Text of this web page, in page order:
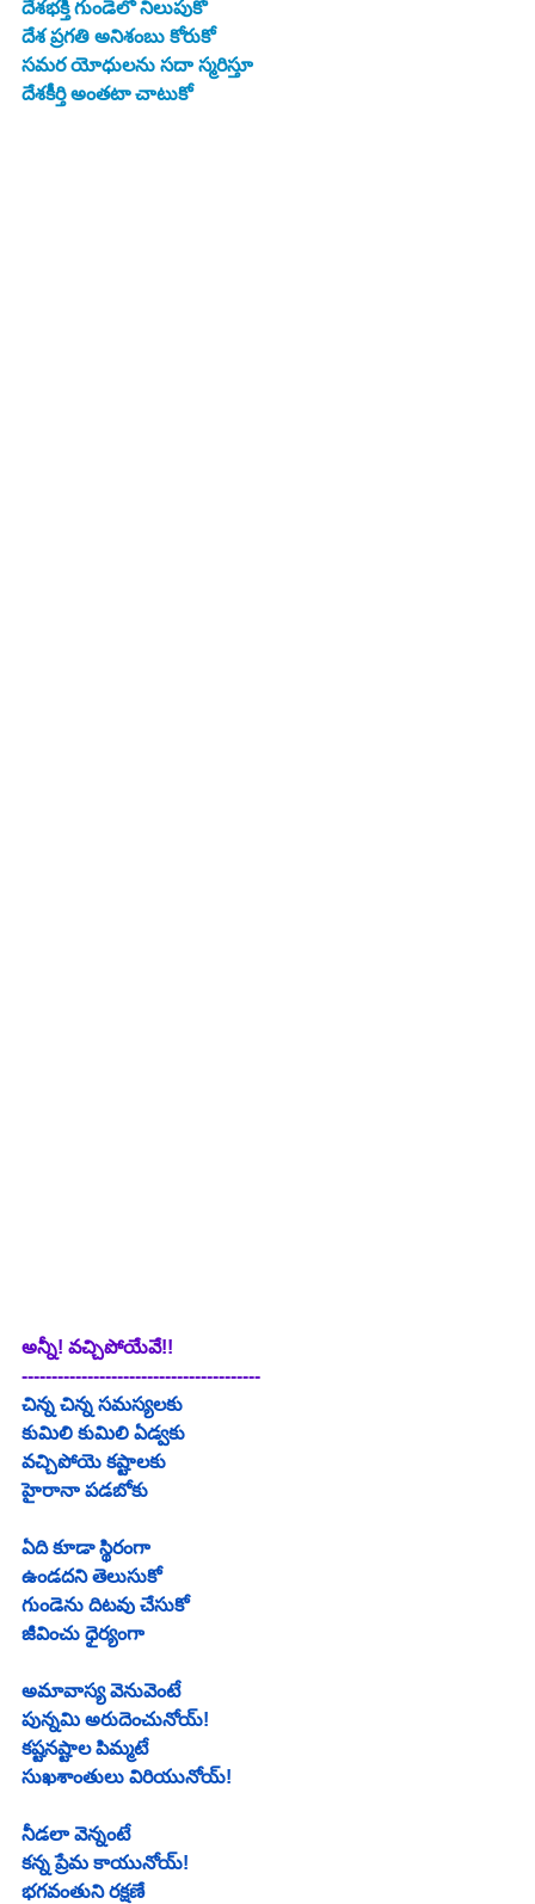
దేశభక్తి గుండెలో నిలుపుకో
దేశ ప్రగతి అనిశంబు కోరుకో
సమర యోధులను సదా స్మరిస్తూ
దేశకీర్తి అంతటా చాటుకో
అన్నీ! వచ్చిపోయేవే!!
----------------------------------------
చిన్న చిన్న సమస్యలకు
కుమిలి కుమిలి ఏడ్వకు
వచ్చిపోయె కష్టాలకు
హైరానా పడబోకు
ఏది కూడా స్థిరంగా
ఉండదని తెలుసుకో
గుండెను దిటవు చేసుకో
జీవించు ధైర్యంగా
అమావాస్య వెనువెంటే
పున్నమి అరుదెంచునోయ్!
కష్టనష్టాల పిమ్మటే
సుఖశాంతులు విరియునోయ్!
నీడలా వెన్నంటే
కన్న ప్రేమ కాయునోయ్!
భగవంతుని రక్షణే